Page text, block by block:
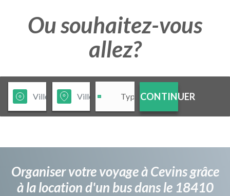
Ou souhaitez-vous
allez?
CONTINUER
Organiser votre voyage à Cevins grâce
à la location d'un bus dans le 18410